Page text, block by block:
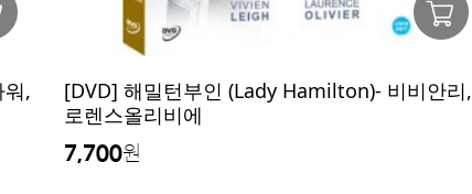
,
[DVD] 해밀턴부인 (Lady Hamilton)- 비비안리,
로렌스올리비에
7,700원